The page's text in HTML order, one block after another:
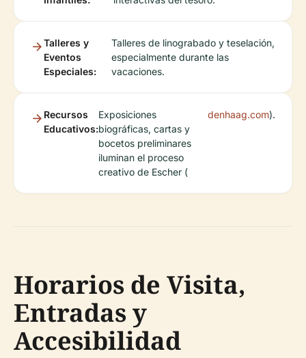
Talleres y
Eventos
Especiales:
Talleres de linograbado y teselación,
especialmente durante las
vacaciones.
Recursos
Educativos:
Exposiciones
biográficas, cartas y
bocetos preliminares
iluminan el proceso
creativo de Escher (
denhaag.com).
Horarios de Visita,
Entradas y
Accesibilidad